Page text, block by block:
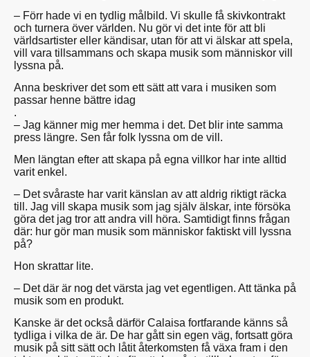
– Förr hade vi en tydlig målbild. Vi skulle få skivkontrakt
och turnera över världen. Nu gör vi det inte för att bli
världsartister eller kändisar, utan för att vi älskar att spela,
vill vara tillsammans och skapa musik som människor vill
lyssna på.
Anna beskriver det som ett sätt att vara i musiken som
passar henne bättre idag
.
– Jag känner mig mer hemma i det. Det blir inte samma
press längre. Sen får folk lyssna om de vill.
Men längtan efter att skapa på egna villkor har inte alltid
varit enkel.
– Det svåraste har varit känslan av att aldrig riktigt räcka
till. Jag vill skapa musik som jag själv älskar, inte försöka
göra det jag tror att andra vill höra. Samtidigt finns frågan
där: hur gör man musik som människor faktiskt vill lyssna
på?
Hon skrattar lite.
– Det där är nog det värsta jag vet egentligen. Att tänka på
musik som en produkt.
Kanske är det också därför Calaisa fortfarande känns så
tydliga i vilka de är. De har gått sin egen väg, fortsatt göra
musik på sitt sätt och låtit återkomsten få växa fram i den